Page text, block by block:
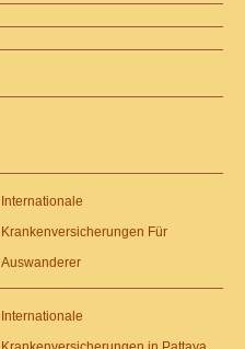
Internationale
Krankenversicherungen Für
Auswanderer
Internationale